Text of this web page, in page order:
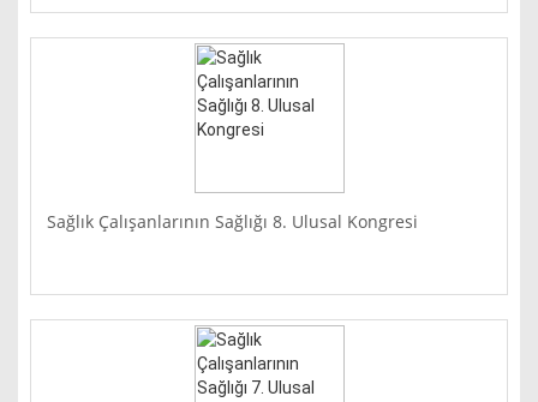
Sağlık Çalışanlarının Sağlığı 8. Ulusal Kongresi